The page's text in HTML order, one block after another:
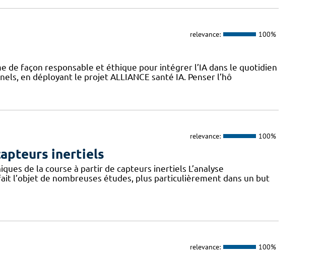
relevance: 100%
de façon responsable et éthique pour intégrer l’IA dans le quotidien
en déployant le projet ALLIANCE santé IA. Penser l’hô
relevance: 100%
inertiels
de la course à partir de capteurs inertiels L’analyse
l’objet de nombreuses études, plus particulièrement dans un but
relevance: 100%